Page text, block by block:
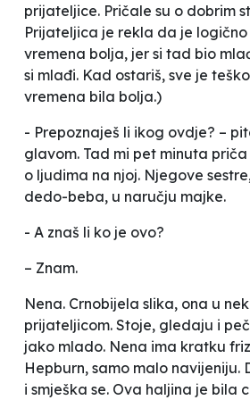
prijateljice. Pričale su o dobrim
Prijateljica je rekla da je
vremena bolja, jer si tad bio
si mlađi. Kad ostariš, sve je
vremena bila bolja.)
- Prepoznaješ li ikog ovdje? –
glavom. Tad mi pet minuta
o ljudima na njoj. Njegove
dedo-beba, u naručju majke.
- A znaš li ko je ovo?
– Znam.
Nena. Crnobijela slika, ona u
prijateljicom. Stoje, gledaju i
jako mlado. Nena ima kratku
Hepburn, samo malo navijeniju.
i smješka se. Ova haljina je bila